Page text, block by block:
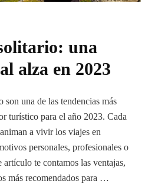
una
alza en 2023
son una de las tendencias más
turístico para el año 2023. Cada
a vivir los viajes en
personales, profesionales o
artículo te contamos las ventajas,
más recomendados para …